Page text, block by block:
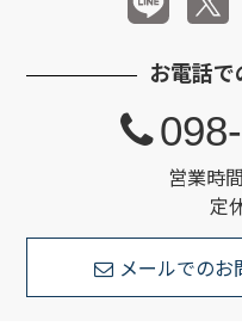
お電話
営業時
定
メールでのお